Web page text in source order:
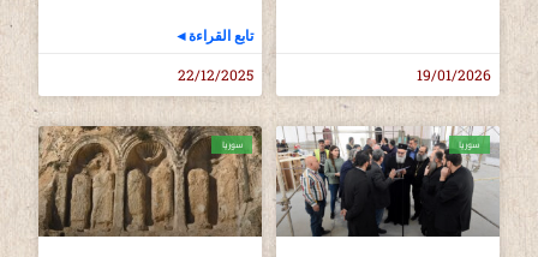
19/01/2026
تابع القراءة◄
22/12/2025
سوريا سوريا